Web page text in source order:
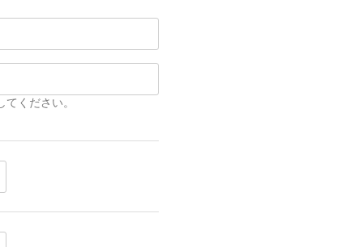
ください。